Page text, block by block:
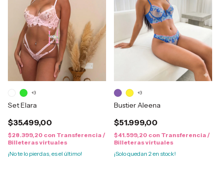
Set Elara
$35.499,00
$28.399,20 con Transferencia /
Billeteras virtuales
¡No te lo pierdas, es el último!
+3
Bustier Aleena
$51.999,00
$41.599,20 con Transferencia /
Billeteras virtuales
¡Solo quedan 2en stock!
+3